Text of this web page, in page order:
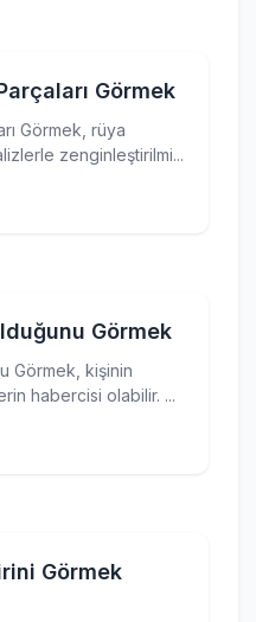
Görmek
Görmek, rüya
zenginleştirilmi...
Görmek
Görmek, kişinin
habercisi olabilir. ...
Görmek